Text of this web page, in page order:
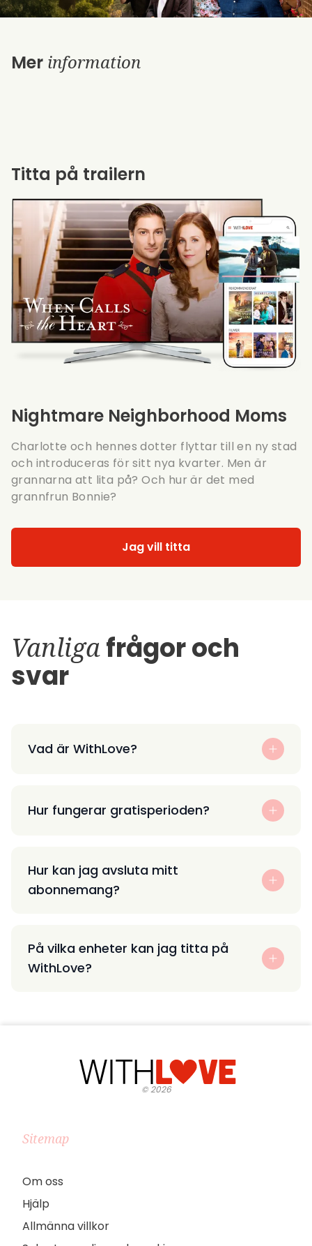
Mer information
Nightmare Neighborhood Moms
Charlotte och hennes dotter flyttar till en ny stad
och introduceras för sitt nya kvarter. Men är
grannarna att lita på? Och hur är det med
grannfrun Bonnie?
Jag vill titta
Titta på trailern
Vanligafrågor och
svar
Vad är WithLove?
Hur fungerar gratisperioden?
Hur kan jag avsluta mitt
abonnemang?
På vilka enheter kan jag titta på
WithLove?
©2026
Sitemap
Om oss
Hjälp
Allmänna villkor